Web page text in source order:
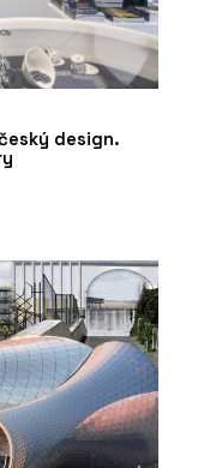
design.